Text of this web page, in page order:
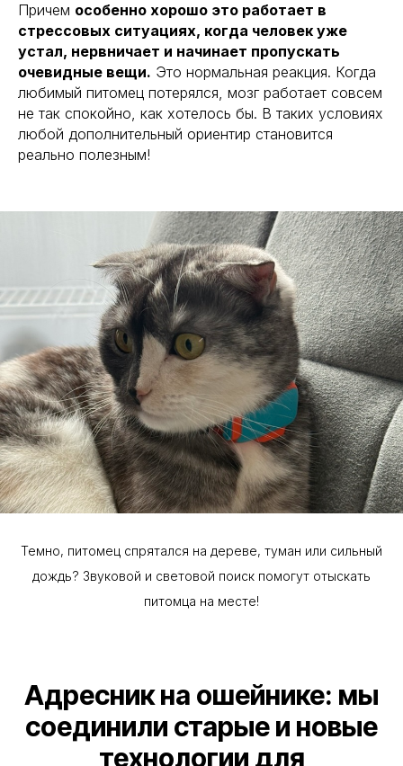
Причем особенно хорошо это работает в
стрессовых ситуациях, когда человек уже
устал, нервничает и начинает пропускать
очевидные вещи. Это нормальная реакция. Когда
любимый питомец потерялся, мозг работает совсем
не так спокойно, как хотелось бы. В таких условиях
любой дополнительный ориентир становится
реально полезным!
Темно, питомец спрятался на дереве, туман или сильный
дождь? Звуковой и световой поиск помогут отыскать
питомца на месте!
Адресник на ошейнике: мы
соединили старые и новые
технологии для